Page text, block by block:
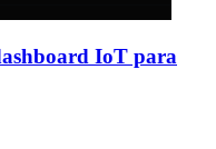
IoT para